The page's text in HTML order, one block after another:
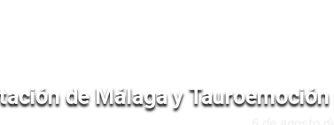
de Málaga y